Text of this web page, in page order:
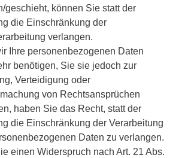
geschieht, können Sie statt der
die Einschränkung der
verlangen.
Ihre personenbezogenen Daten
benötigen, Sie sie jedoch zur
Verteidigung oder
von Rechtsansprüchen
haben Sie das Recht, statt der
die Einschränkung der Verarbeitung
Daten zu verlangen.
einen Widerspruch nach Art. 21 Abs.